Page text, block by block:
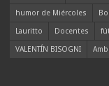
humor de Miércoles
Lauritto
Docentes
VALENTÍN BISOGNI